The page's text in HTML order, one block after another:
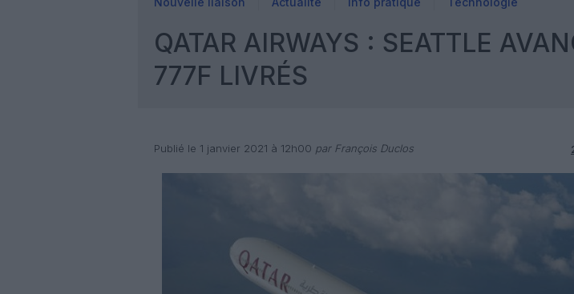
QATAR AIRWAYS : SEATTLE
777F LIVRÉS
Publié le 1 janvier 2021 à 12h00 par François Duclos